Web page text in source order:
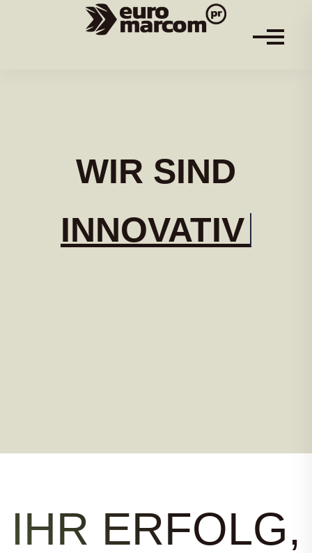
WIR SIND
IHR ERFOLG,